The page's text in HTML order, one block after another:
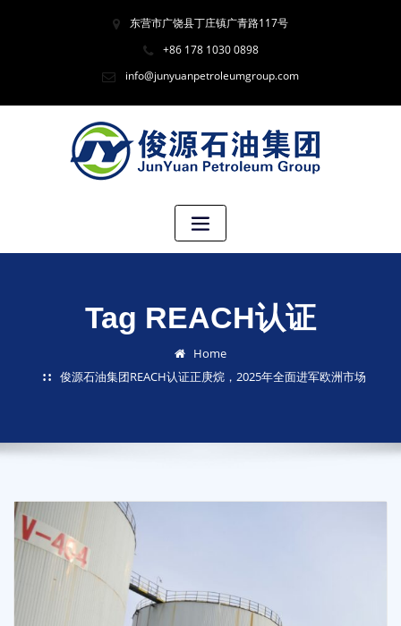
东营市广饶县丁庄镇广青路117号
+86 178 1030 0898
info@junyuanpetroleumgroup.com
Tag REACH认证
Home
俊源石油集团REACH认证正庚烷，2025年全面进军欧洲市场